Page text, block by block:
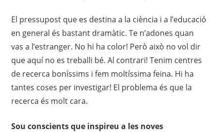
El pressupost que es destina a la ciència i a l’educació
en general és bastant dramàtic. Te n’adones quan
vas a l’estranger. No hi ha color! Però això no vol dir
que aquí no es treballi bé. Al contrari! Tenim centres
de recerca boníssims i fem moltíssima feina. Hi ha
tantes coses per investigar! El problema és que la
recerca és molt cara.
Sou conscients que inspireu a les noves